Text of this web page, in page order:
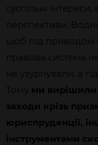
суспільні
перспективи.
щоб під приводом
правова система
не узурпували, а
Тому
ми вирішили
заходи крізь
юриспруденції,
інструментами